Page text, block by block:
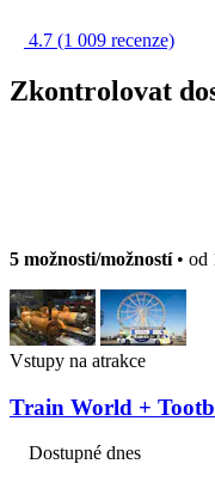
4.7 (1 009 recenze)
Zkontrolovat
5 možnosti/možností• od
Vstupy na atrakce
Train World +
Dostupné dnes